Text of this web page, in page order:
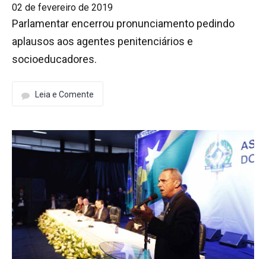
02 de fevereiro de 2019
Parlamentar encerrou pronunciamento pedindo
aplausos aos agentes penitenciários e
socioeducadores.
Leia e Comente